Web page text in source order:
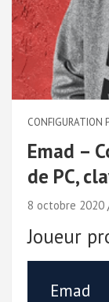
CONFIGURATION
Emad –
de PC,
8 octobre 2020
Joueur
Emad